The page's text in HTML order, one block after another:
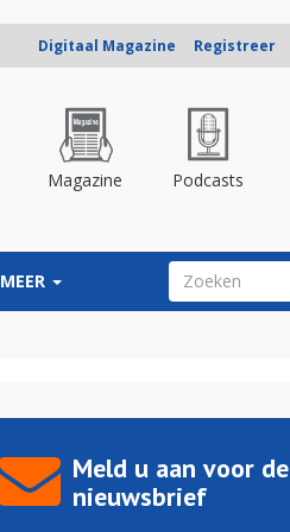
Digitaal Magazine Registreer
Magazine Podcasts
MEER ZOEKVELD
Meld u aan voor de
nieuwsbrief